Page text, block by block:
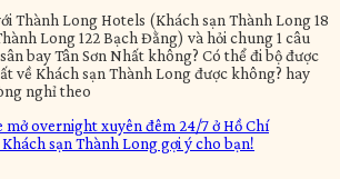
Thành Long Hotels (Khách sạn Thành Long 18
Long 122 Bạch Đằng) và hỏi chung 1 câu
bay Tân Sơn Nhất không? Có thể đi bộ được
về Khách sạn Thành Long được không? hay
nghỉ theo